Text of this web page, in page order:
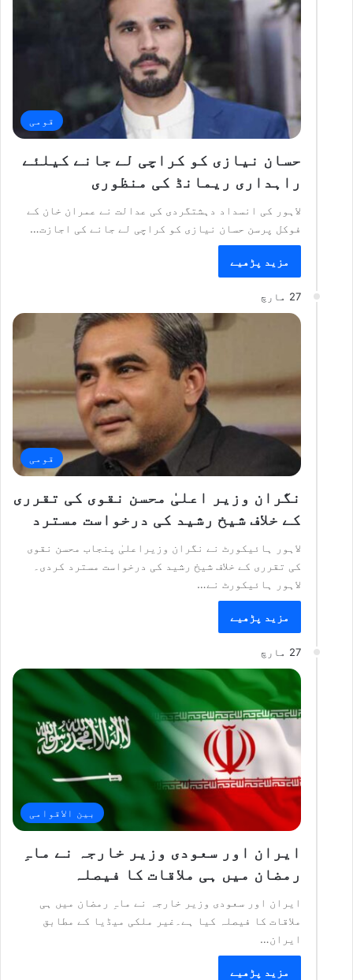
قومی
حسان نیازی کو کراچی لے جانے کیلئے
راہداری ریمانڈ کی منظوری
لاہور کی انسداد دہشتگردی کی عدالت نے عمران خان کے
فوکل پرسن حسان نیازی کو کراچی لے جانے کی اجازت…
مزید پڑھیے
27 مارچ
قومی
نگران وزیر اعلیٰ محسن نقوی کی تقرری
کے خلاف شیخ رشید کی درخواست مسترد
لاہور ہائیکورٹ نے نگران وزیراعلیٰ پنجاب محسن نقوی
کی تقرری کے خلاف شیخ رشید کی درخواست مسترد کردی۔
لاہور ہائیکورٹ نے…
مزید پڑھیے
27 مارچ
بین الاقوامی
ایران اور سعودی وزیر خارجہ نے ماہِ
رمضان میں ہی ملاقات کا فیصلہ
ایران اور سعودی وزیر خارجہ نے ماہِ رمضان میں ہی
ملاقات کا فیصلہ کیا ہے۔غیر ملکی میڈیا کے مطابق
ایران…
مزید پڑھیے